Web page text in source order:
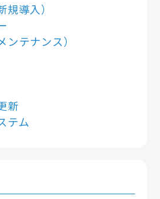
導入）
ンテナンス）
新
テム